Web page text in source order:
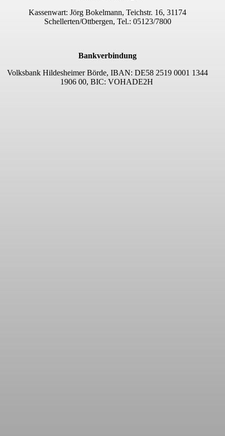
Kassenwart: Jörg Bokelmann, Teichstr. 16, 31174
Schellerten/Ottbergen, Tel.: 05123/7800
Bankverbindung
Volksbank Hildesheimer Börde, IBAN: DE58 2519 0001 1344
1906 00, BIC: VOHADE2H